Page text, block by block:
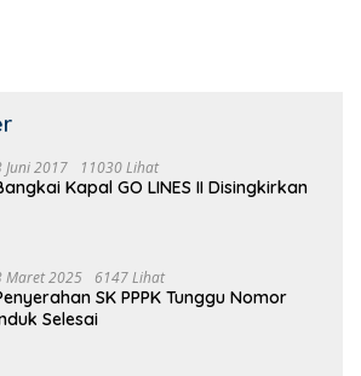
Juni 2017 11030 Lihat
Kapal GO LINES II Disingkirkan
Maret 2025 6147 Lihat
SK PPPK Tunggu Nomor
Selesai